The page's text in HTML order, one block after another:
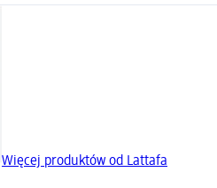
Więcej produktów od Lattafa